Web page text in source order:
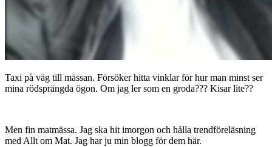
Taxi på väg till mässan. Försöker hitta vinklar för hur man minst ser
mina rödsprängda ögon. Om jag ler som en groda??? Kisar lite??
Men fin matmässa. Jag ska hit imorgon och hålla trendföreläsning
med Allt om Mat. Jag har ju min blogg för dem här.